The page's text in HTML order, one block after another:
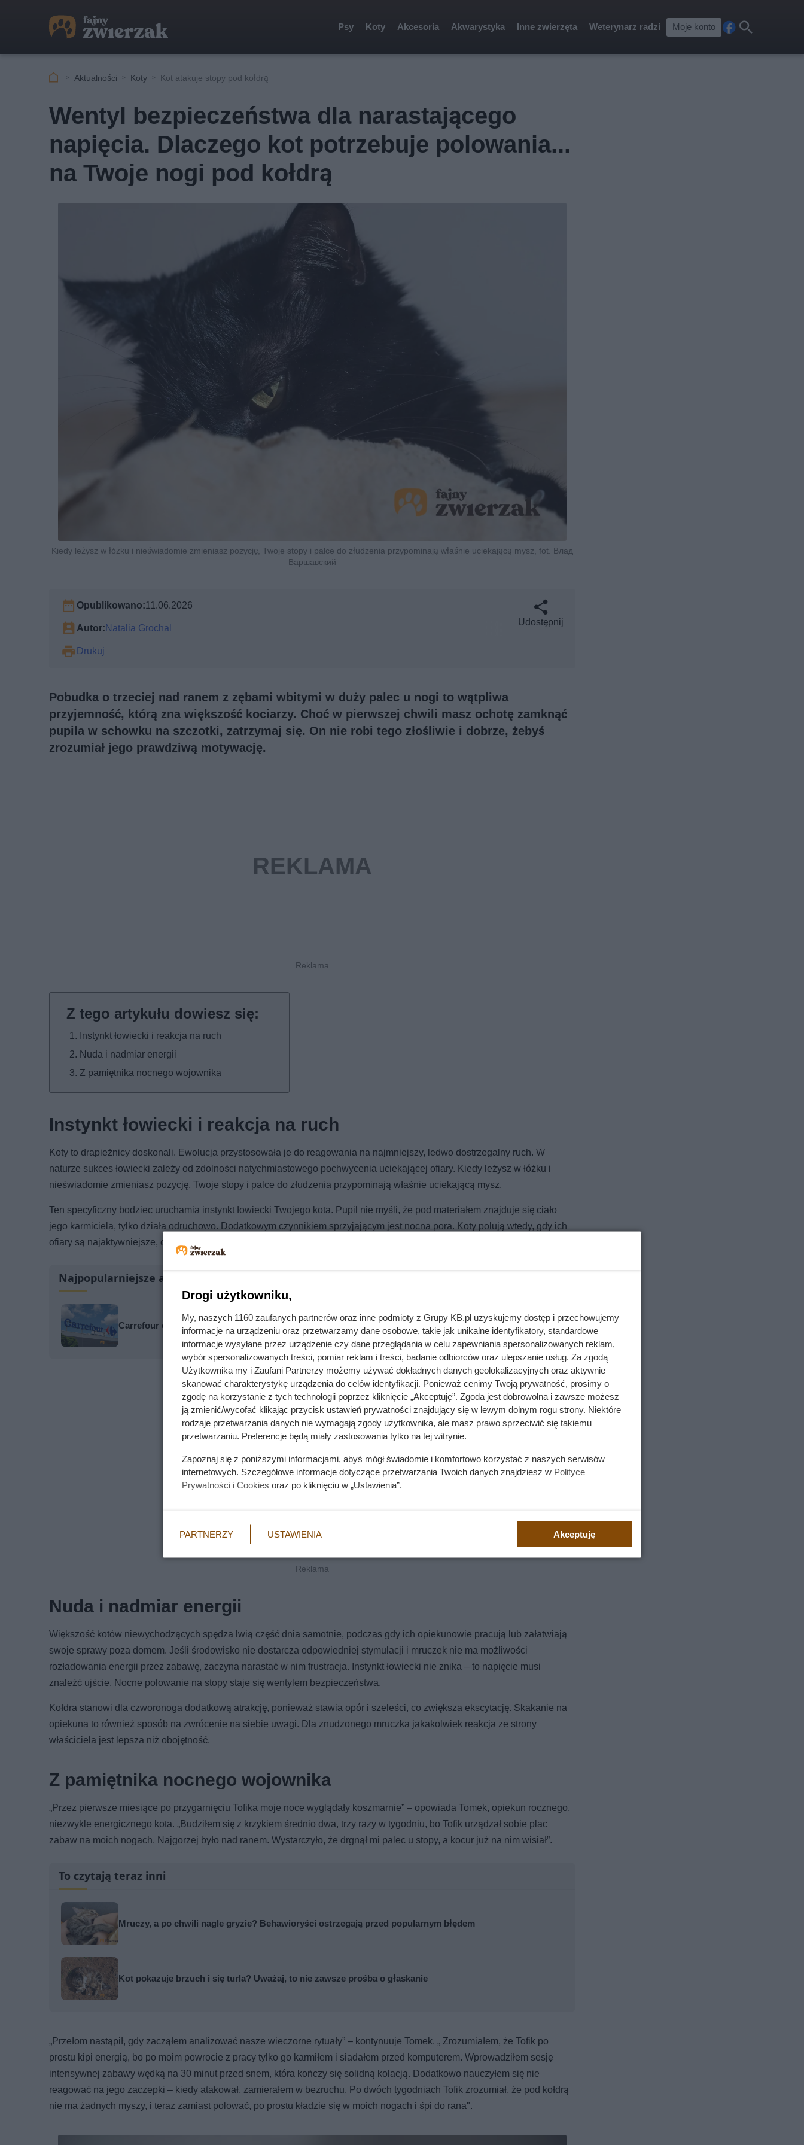
Psy Koty Akcesoria Akwarystyka Inne zwierzęta Weterynarz radzi Moje konto
cebkaj
Aktualności Koty Kot atakuje stopy pod kołdrą
Wentyl bezpieczeństwa dla narastającego
napięcia. Dlaczego kot potrzebuje polowania...
na Twoje nogi pod kołdrą
Kiedy leżysz w łóżku i nieświadomie zmieniasz pozycję, Twoje stopy i palce do złudzenia przypominają właśnie uciekającą mysz, fot. Влад
Варшавский
Opublikowano:11.06.2026
Autor:Natalia Grochal
Drukuj
Udostępnij
Pobudka o trzeciej nad ranem z zębami wbitymi w duży palec u nogi to wątpliwa
przyjemność, którą zna większość kociarzy. Choć w pierwszej chwili masz ochotę zamknąć
pupila w schowku na szczotki, zatrzymaj się. On nie robi tego złośliwie i dobrze, żebyś
zrozumiał jego prawdziwą motywację.
Instynkt łowiecki i reakcja na ruch
Nuda i nadmiar energii
Z pamiętnika nocnego wojownika
Instynkt łowiecki i reakcja na ruch
Koty to drapieżnicy doskonali. Ewolucja przystosowała je do reagowania na najmniejszy, ledwo dostrzegalny ruch. W
naturze sukces łowiecki zależy od zdolności natychmiastowego pochwycenia uciekającej ofiary. Kiedy leżysz w łóżku i
nieświadomie zmieniasz pozycję, Twoje stopy i palce do złudzenia przypominają właśnie uciekającą mysz.
Ten specyficzny bodziec uruchamia instynkt łowiecki Twojego kota. Pupil nie myśli, że pod materiałem znajduje się ciało
jego karmiciela, tylko działa odruchowo. Dodatkowym czynnikiem sprzyjającym jest nocna pora. Koty polują wtedy, gdy ich
ofiary są najaktywniejsze, czyli o zmierzchu, świcie i właśnie w nocy.
Najpopularniejsze artykuły
Carrefour obniżył cenę masła o prawie 20 zł. Cena zadziwia klientów
Nuda i nadmiar energii
Większość kotów niewychodzących spędza lwią część dnia samotnie, podczas gdy ich opiekunowie pracują lub załatwiają
swoje sprawy poza domem. Jeśli środowisko nie dostarcza odpowiedniej stymulacji i mruczek nie ma możliwości
rozładowania energii przez zabawę, zaczyna narastać w nim frustracja. Instynkt łowiecki nie znika – to napięcie musi
znaleźć ujście. Nocne polowanie na stopy staje się wentylem bezpieczeństwa.
Kołdra stanowi dla czworonoga dodatkową atrakcję, ponieważ stawia opór i szeleści, co zwiększa ekscytację. Skakanie na
opiekuna to również sposób na zwrócenie na siebie uwagi. Dla znudzonego mruczka jakakolwiek reakcja ze strony
właściciela jest lepsza niż obojętność.
Z pamiętnika nocnego wojownika
„Przez pierwsze miesiące po przygarnięciu Tofika moje noce wyglądały koszmarnie” – opowiada Tomek, opiekun rocznego,
niezwykle energicznego kota. „Budziłem się z krzykiem średnio dwa, trzy razy w tygodniu, bo Tofik urządzał sobie plac
zabaw na moich nogach. Najgorzej było nad ranem. Wystarczyło, że drgnął mi palec u stopy, a kocur już na nim wisiał”.
To czytają teraz inni
Mruczy, a po chwili nagle gryzie? Behawioryści ostrzegają przed popularnym błędem
Kot pokazuje brzuch i się turla? Uważaj, to nie zawsze prośba o głaskanie
„Przełom nastąpił, gdy zacząłem analizować nasze wieczorne rytuały” – kontynuuje Tomek. „ Zrozumiałem, że Tofik po
prostu kipi energią, bo po moim powrocie z pracy tylko go karmiłem i siadałem przed komputerem. Wprowadziłem sesję
intensywnej zabawy wędką na 30 minut przed snem, która kończy się solidną kolacją. Dodatkowo nauczyłem się nie
reagować na jego zaczepki – kiedy atakował, zamierałem w bezruchu. Po dwóch tygodniach Tofik zrozumiał, że pod kołdrą
nie ma żadnych myszy, i teraz zamiast polować, po prostu kładzie się w moich nogach i śpi do rana".
Drogi użytkowniku,
My, naszych 1160 zaufanych partnerów oraz inne podmioty z Grupy KB.pl uzyskujemy dostęp i przechowujemy
informacje na urządzeniu oraz przetwarzamy dane osobowe, takie jak unikalne identyfikatory, standardowe
informacje wysyłane przez urządzenie czy dane przeglądania w celu zapewniania spersonalizowanych reklam,
wybór spersonalizowanych treści, pomiar reklam i treści, badanie odbiorców oraz ulepszanie usług. Za zgodą
Użytkownika my i Zaufani Partnerzy możemy używać dokładnych danych geolokalizacyjnych oraz aktywnie
skanować charakterystykę urządzenia do celów identyfikacji. Ponieważ cenimy Twoją prywatność, prosimy o
zgodę na korzystanie z tych technologii poprzez kliknięcie „Akceptuję”. Zgoda jest dobrowolna i zawsze możesz
ją zmienić/wycofać klikając przycisk ustawień prywatności znajdujący się w lewym dolnym rogu strony. Niektóre
rodzaje przetwarzania danych nie wymagają zgody użytkownika, ale masz prawo sprzeciwić się takiemu
przetwarzaniu. Preferencje będą miały zastosowania tylko na tej witrynie.
Zapoznaj się z poniższymi informacjami, abyś mógł świadomie i komfortowo korzystać z naszych serwisów
internetowych. Szczegółowe informacje dotyczące przetwarzania Twoich danych znajdziesz w Polityce
Prywatności i Cookies oraz po kliknięciu w „Ustawienia”.
PARTNERZY USTAWIENIA Akceptuję